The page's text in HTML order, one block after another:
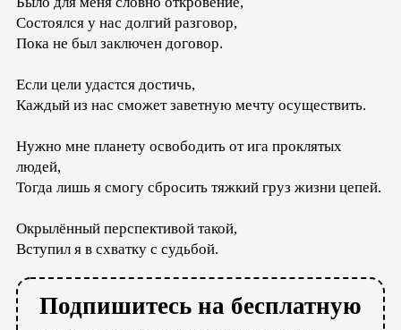
Состоялся у нас долгий разговор,
Пока не был заключен договор.
Если цели удастся достичь,
Каждый из нас сможет заветную мечту осуществить.
Нужно мне планету освободить от ига проклятых
людей,
Тогда лишь я смогу сбросить тяжкий груз жизни цепей.
Окрылённый перспективой такой,
Вступил я в схватку с судьбой.
Подпишитесь на бесплатную